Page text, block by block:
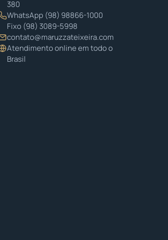
380
WhatsApp (98) 98866-1000
Fixo (98) 3089-5998
contato@maruzzateixeira.com
Atendimento online em todo o
Brasil